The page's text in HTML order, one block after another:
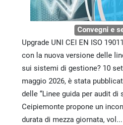
Convegni e
Upgrade UNI CEI EN ISO
con la nuova versione delle
sui sistemi di gestione? 10
maggio 2026, è stata
delle “Linee guida per audit di
Ceipiemonte propone un
durata di mezza giornata, vol...